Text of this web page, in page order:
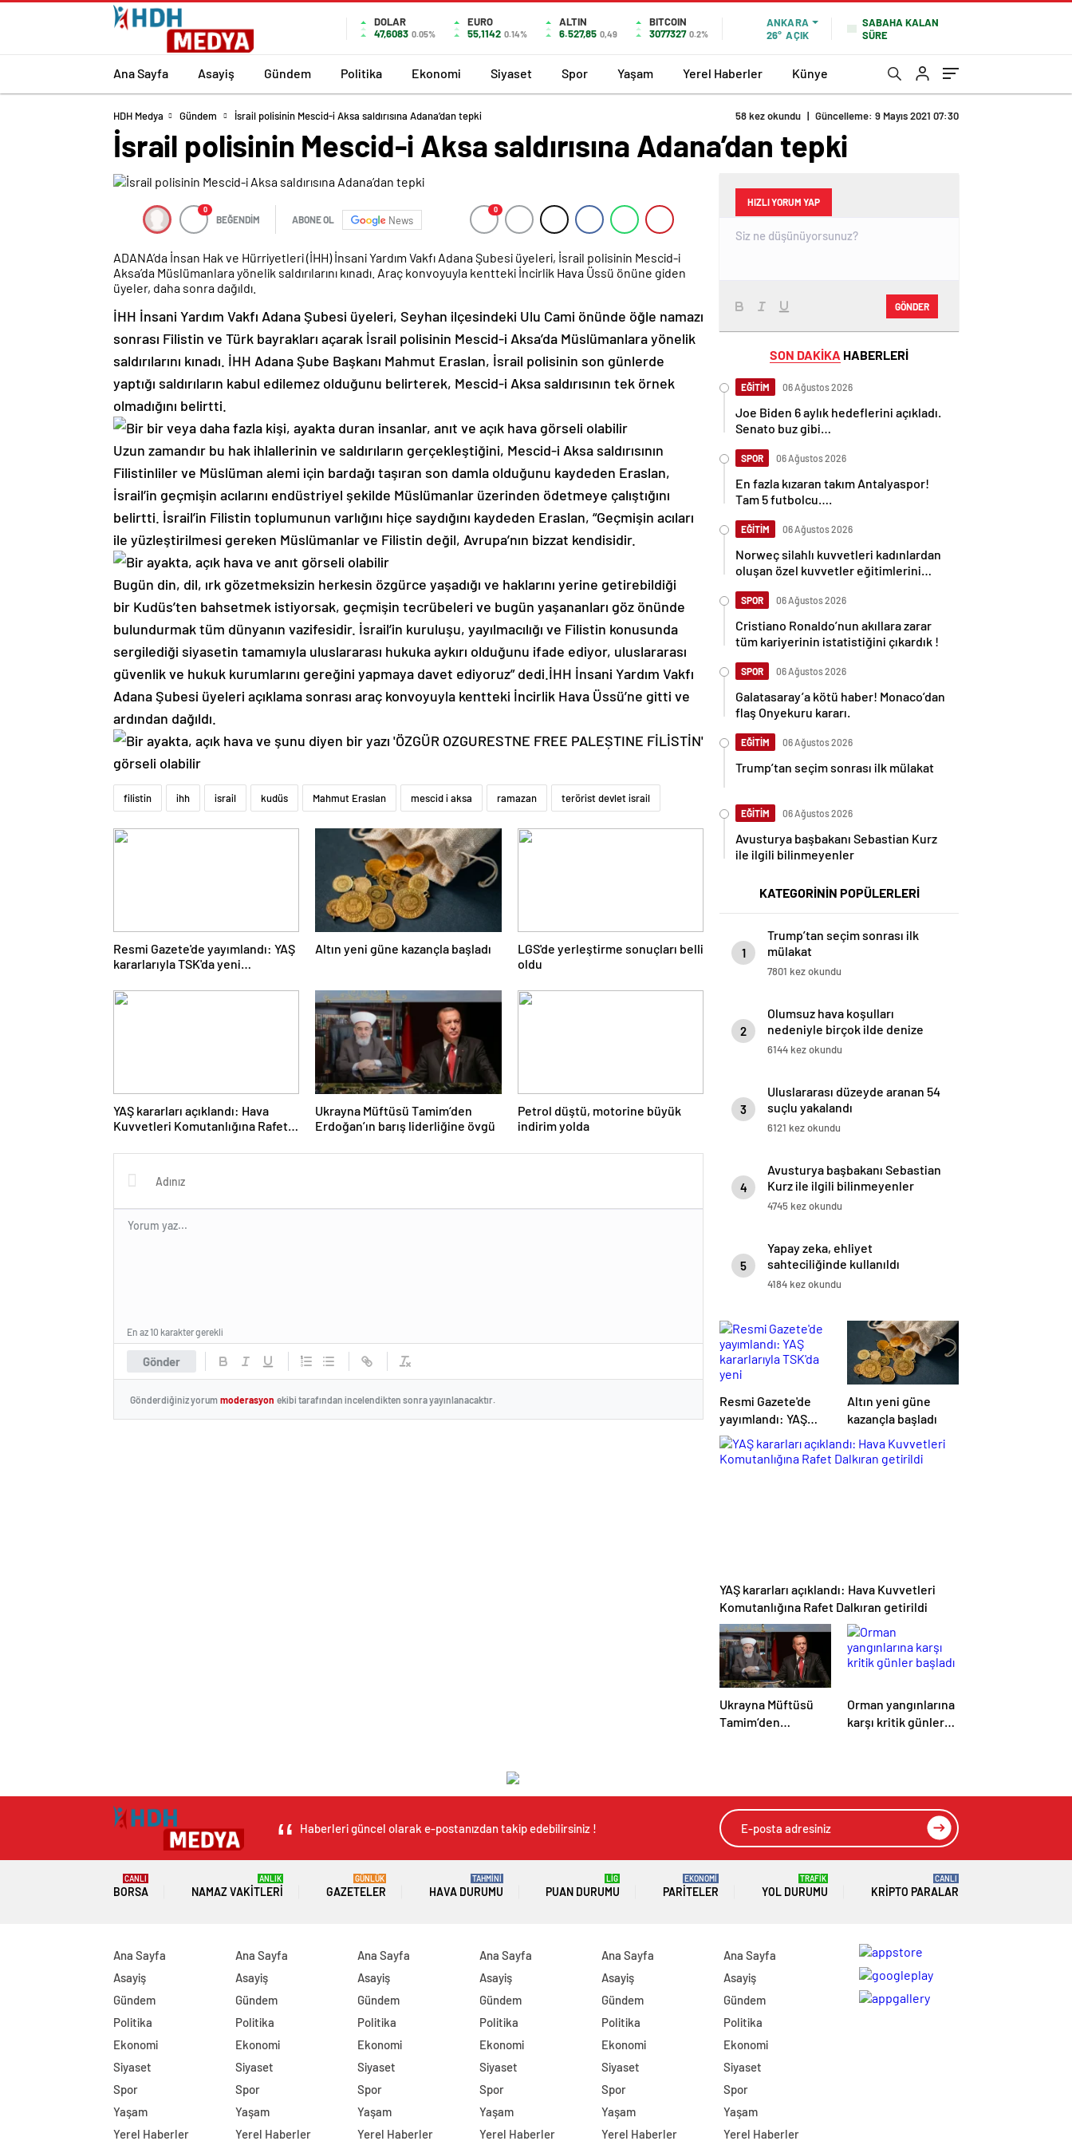
DOLAR
47,6083 0.05%
EURO
55,1142 0.14%
ALTIN
6.527,85 0,49
BITCOIN
3077327 0.2%
ANKARA
26° AÇIK
SABAHA KALAN
SÜRE
Ana Sayfa Asayiş Gündem Politika Ekonomi Siyaset Spor Yaşam Yerel Haberler Künye
HDH Medya Gündem İsrail polisinin Mescid-i Aksa saldırısına Adana’dan tepki 58 kez okundu | Güncelleme: 9 Mayıs 2021 07:30
İsrail polisinin Mescid-i Aksa saldırısına Adana’dan tepki
0
BEĞENDİM ABONE OL News
0
ADANA’da İnsan Hak ve Hürriyetleri (İHH) İnsani Yardım Vakfı Adana Şubesi üyeleri, İsrail polisinin Mescid-i
Aksa’da Müslümanlara yönelik saldırılarını kınadı. Araç konvoyuyla kentteki İncirlik Hava Üssü önüne giden
üyeler, daha sonra dağıldı.
İHH İnsani Yardım Vakfı Adana Şubesi üyeleri, Seyhan ilçesindeki Ulu Cami önünde öğle namazı
sonrası Filistin ve Türk bayrakları açarak İsrail polisinin Mescid-i Aksa’da Müslümanlara yönelik
saldırılarını kınadı. İHH Adana Şube Başkanı Mahmut Eraslan, İsrail polisinin son günlerde
yaptığı saldırıların kabul edilemez olduğunu belirterek, Mescid-i Aksa saldırısının tek örnek
olmadığını belirtti.
Uzun zamandır bu hak ihlallerinin ve saldırıların gerçekleştiğini, Mescid-i Aksa saldırısının
Filistinliler ve Müslüman alemi için bardağı taşıran son damla olduğunu kaydeden Eraslan,
İsrail’in geçmişin acılarını endüstriyel şekilde Müslümanlar üzerinden ödetmeye çalıştığını
belirtti. İsrail’in Filistin toplumunun varlığını hiçe saydığını kaydeden Eraslan, “Geçmişin acıları
ile yüzleştirilmesi gereken Müslümanlar ve Filistin değil, Avrupa’nın bizzat kendisidir.
Bugün din, dil, ırk gözetmeksizin herkesin özgürce yaşadığı ve haklarını yerine getirebildiği
bir Kudüs’ten bahsetmek istiyorsak, geçmişin tecrübeleri ve bugün yaşananları göz önünde
bulundurmak tüm dünyanın vazifesidir. İsrail’in kuruluşu, yayılmacılığı ve Filistin konusunda
sergilediği siyasetin tamamıyla uluslararası hukuka aykırı olduğunu ifade ediyor, uluslararası
güvenlik ve hukuk kurumlarını gereğini yapmaya davet ediyoruz” dedi.İHH İnsani Yardım Vakfı
Adana Şubesi üyeleri açıklama sonrası araç konvoyuyla kentteki İncirlik Hava Üssü’ne gitti ve
ardından dağıldı.
filistin ihh israil kudüs Mahmut Eraslan mescid i aksa ramazan terörist devlet israil
Resmi Gazete'de yayımlandı: YAŞ
kararlarıyla TSK'da yeni
Altın yeni güne kazançla başladı
LGS'de yerleştirme sonuçları belli
oldu
YAŞ kararları açıklandı: Hava
Kuvvetleri Komutanlığına Rafet
Ukrayna Müftüsü Tamim‘den
Erdoğan’ın barış liderliğine övgü
Petrol düştü, motorine büyük
indirim yolda
Gönder
En az 10 karakter gerekli
Gönderdiğiniz yorum moderasyon ekibi tarafından incelendikten sonra yayınlanacaktır.
HIZLI YORUM YAP
GÖNDER
SON DAKİKA HABERLERİ
EĞİTİM 06 Ağustos 2026
Joe Biden 6 aylık hedeflerini açıkladı.
Senato buz gibi…
SPOR 06 Ağustos 2026
En fazla kızaran takım Antalyaspor!
Tam 5 futbolcu….
EĞİTİM 06 Ağustos 2026
Norweç silahlı kuvvetleri kadınlardan
oluşan özel kuvvetler eğitimlerini
SPOR 06 Ağustos 2026
Cristiano Ronaldo’nun akıllara zarar
tüm kariyerinin istatistiğini çıkardık !
SPOR 06 Ağustos 2026
Galatasaray’a kötü haber! Monaco’dan
flaş Onyekuru kararı.
EĞİTİM 06 Ağustos 2026
Trump’tan seçim sonrası ilk mülakat
EĞİTİM 06 Ağustos 2026
Avusturya başbakanı Sebastian Kurz
ile ilgili bilinmeyenler
KATEGORİNİN POPÜLERLERİ
1
Trump’tan seçim sonrası ilk
mülakat
7801 kez okundu
2
Olumsuz hava koşulları
nedeniyle birçok ilde denize
giriş yasaklandı
6144 kez okundu
3
Uluslararası düzeyde aranan 54
suçlu yakalandı
6121 kez okundu
4
Avusturya başbakanı Sebastian
Kurz ile ilgili bilinmeyenler
4745 kez okundu
5
Yapay zeka, ehliyet
sahteciliğinde kullanıldı
4184 kez okundu
Resmi Gazete'de
yayımlandı: YAŞ
kararlarıyla TSK'da
yeni
görevlendirmeler
Altın yeni güne
kazançla başladı
YAŞ kararları açıklandı: Hava Kuvvetleri
Komutanlığına Rafet Dalkıran getirildi
Ukrayna Müftüsü
Tamim‘den
Orman yangınlarına
karşı kritik günler
Haberleri güncel olarak e-postanızdan takip edebilirsiniz !
BORSA
CANLI
NAMAZ VAKITLERI
ANLIK
GAZETELER
GÜNLÜK
HAVA DURUMU
TAHMİNİ
PUAN DURUMU
LİG
PARITELER
EKONOMİ
YOL DURUMU
TRAFİK
KRIPTO PARALAR
CANLI
Ana Sayfa
Asayiş
Gündem
Politika
Ekonomi
Siyaset
Spor
Yaşam
Yerel Haberler
Ana Sayfa
Asayiş
Gündem
Politika
Ekonomi
Siyaset
Spor
Yaşam
Yerel Haberler
Ana Sayfa
Asayiş
Gündem
Politika
Ekonomi
Siyaset
Spor
Yaşam
Yerel Haberler
Ana Sayfa
Asayiş
Gündem
Politika
Ekonomi
Siyaset
Spor
Yaşam
Yerel Haberler
Ana Sayfa
Asayiş
Gündem
Politika
Ekonomi
Siyaset
Spor
Yaşam
Yerel Haberler
Ana Sayfa
Asayiş
Gündem
Politika
Ekonomi
Siyaset
Spor
Yaşam
Yerel Haberler